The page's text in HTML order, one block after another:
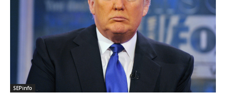
SEPinfo